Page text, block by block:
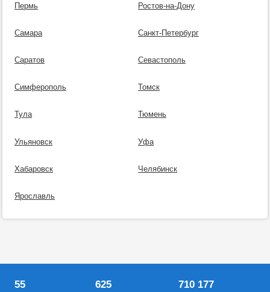
Пермь Ростов-на-Дону
Самара Санкт-Петербург
Саратов Севастополь
Симферополь Томск
Тула Тюмень
Ульяновск Уфа
Хабаровск Челябинск
Ярославль
55 625 710 177